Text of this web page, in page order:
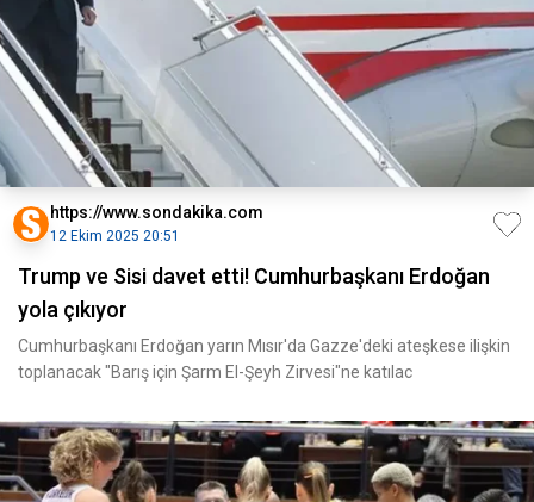
https://www.sondakika.com
12 Ekim 2025 20:51
Trump ve Sisi davet etti! Cumhurbaşkanı Erdoğan
yola çıkıyor
Cumhurbaşkanı Erdoğan yarın Mısır'da Gazze'deki ateşkese ilişkin
toplanacak "Barış için Şarm El-Şeyh Zirvesi"ne katılac